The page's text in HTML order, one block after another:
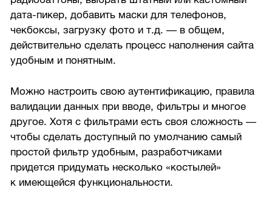
дата-пикер, добавить маски для телефонов,
чекбоксы, загрузку фото и т.д. — в общем,
действительно сделать процесс наполнения сайта
удобным и понятным.
Можно настроить свою аутентификацию, правила
валидации данных при вводе, фильтры и многое
другое. Хотя с фильтрами есть своя сложность —
чтобы сделать доступный по умолчанию самый
простой фильтр удобным, разработчиками
придется придумать несколько «костылей»
к имеющейся функциональности.